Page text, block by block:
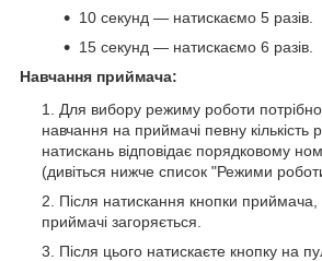
10 секунд — натискаємо 5 разів.
15 секунд — натискаємо 6 разів.
Навчання приймача:
Для вибору режиму роботи
навчання на приймачі певну кількість
натискань відповідає порядковому
(дивіться нижче список "Режими
Після натискання кнопки приймача,
приймачі загоряється.
Після цього натискаєте кнопку на